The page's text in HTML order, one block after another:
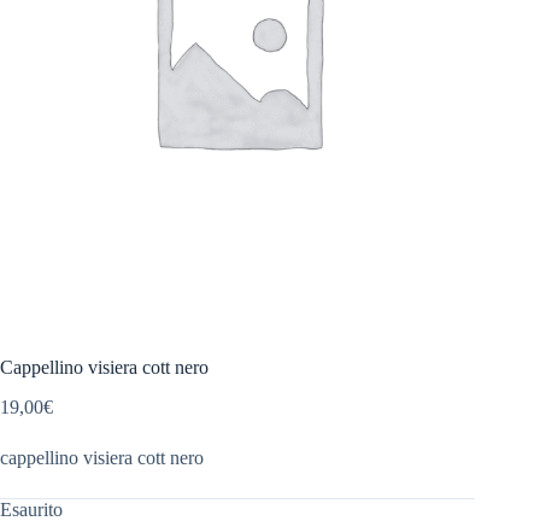
Cappellino visiera cott nero
19,00€
cappellino visiera cott nero
Esaurito